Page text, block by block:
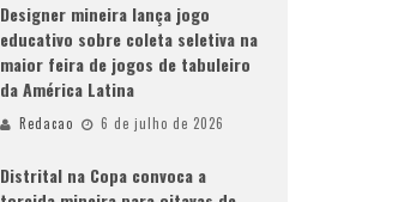
Designer mineira lança jogo
educativo sobre coleta seletiva na
maior feira de jogos de tabuleiro
da América Latina
Redacao 6 de julho de 2026
Distrital na Copa convoca a